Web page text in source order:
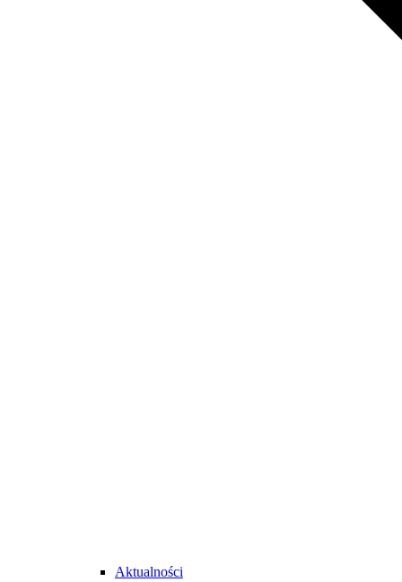
Aktualności